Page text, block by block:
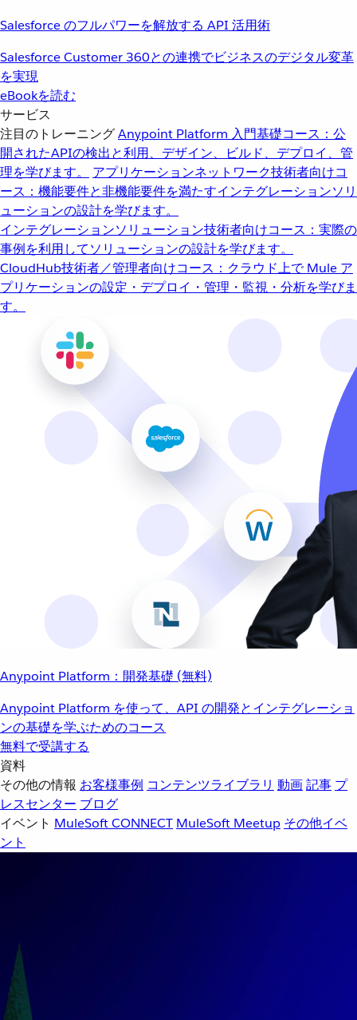
Salesforce のフルパワーを解放する API 活用術
Salesforce Customer 360との連携でビジネスのデジタル変革
を実現
eBookを読む
サービス
注目のトレーニングAnypoint Platform 入門基礎コース：公
開されたAPIの検出と利用、デザイン、ビルド、デプロイ、管
理を学びます。
アプリケーションネットワーク技術者向けコ
ース：機能要件と非機能要件を満たすインテグレーションソリ
ューションの設計を学びます。
インテグレーションソリューション技術者向けコース：実際の
事例を利用してソリューションの設計を学びます。
CloudHub技術者／管理者向けコース：クラウド上で Mule ア
プリケーションの設定・デプロイ・管理・監視・分析を学びま
す。
Anypoint Platform：開発基礎 (無料)
Anypoint Platform を使って、API の開発とインテグレーショ
ンの基礎を学ぶためのコース
無料で受講する
資料
その他の情報 お客様事例 コンテンツライブラリ 動画記事 プ
レスセンター ブログ
イベント MuleSoft CONNECT MuleSoft Meetup その他イベ
ント